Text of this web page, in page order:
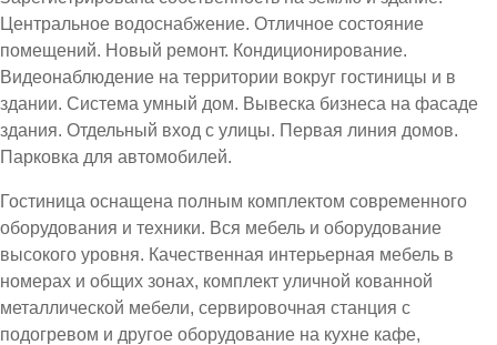
Центральное водоснабжение. Отличное состояние
помещений. Новый ремонт. Кондиционирование.
Видеонаблюдение на территории вокруг гостиницы и в
здании. Система умный дом. Вывеска бизнеса на фасаде
здания. Отдельный вход с улицы. Первая линия домов.
Парковка для автомобилей.
Гостиница оснащена полным комплектом современного
оборудования и техники. Вся мебель и оборудование
высокого уровня. Качественная интерьерная мебель в
номерах и общих зонах, комплект уличной кованной
металлической мебели, сервировочная станция с
подогревом и другое оборудование на кухне кафе,